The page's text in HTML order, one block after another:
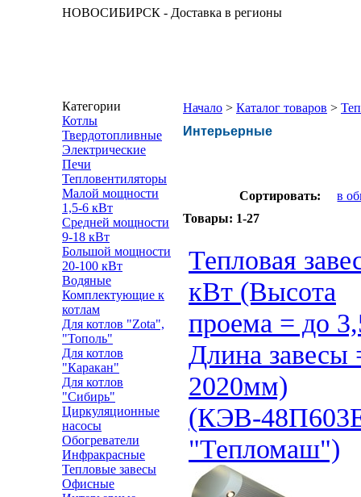
НОВОСИБИРСК - Доставка в регионы
Категории
Котлы
Твердотопливные
Электрические
Печи
Тепловентиляторы
Малой мощности
1,5-6 кВт
Средней мощности
9-18 кВт
Большой мощности
20-100 кВт
Водяные
Комплектующие к
котлам
Для котлов "Zota",
"Тополь"
Для котлов
"Каракан"
Для котлов
"Сибирь"
Циркуляционные
насосы
Обогреватели
Инфракрасные
Тепловые завесы
Офисные
Начало > Каталог товаров >
Интерьерные
Сортировать:
в
Товары: 1-27
Тепловая
кВт (Высота
проема = до
Длина завесы
2020мм)
(КЭВ-
"Тепломаш")